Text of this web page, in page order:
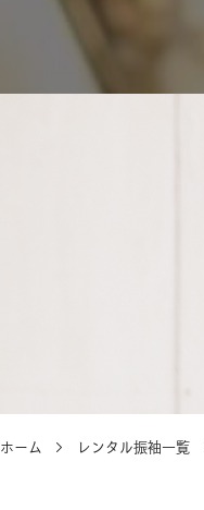
レンタル振袖一覧
紋付袴レンタル・
ホーム レンタル振袖一覧